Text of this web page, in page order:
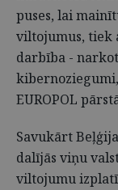
puses, lai
viltojumus, tiek
darbība -
EUROPOL
Savukārt
dalījās viņu
viltojumu